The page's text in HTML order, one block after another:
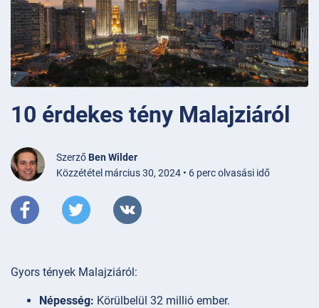
10 érdekes tény Malajziáról
Szerző Ben Wilder
Közzététel március 30, 2024 • 6 perc olvasási idő
Gyors tények Malajziáról:
Népesség: Körülbelül 32 millió ember.